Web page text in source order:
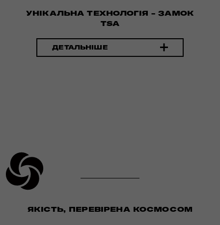
УНІКАЛЬНА ТЕХНОЛОГІЯ - ЗАМОК
TSA
ДЕТАЛЬНІШЕ
ЯКІСТЬ, ПЕРЕВІРЕНА КОСМОСОМ